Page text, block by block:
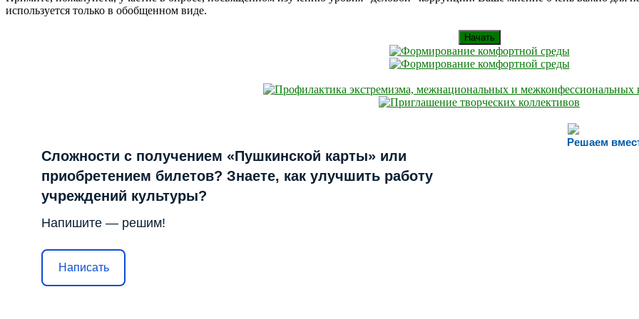
используется только в обобщенном виде.
Начать
Решаем
Сложности с получением «Пушкинской карты» или
приобретением билетов? Знаете, как улучшить работу
учреждений культуры?
Напишите — решим!
Написать